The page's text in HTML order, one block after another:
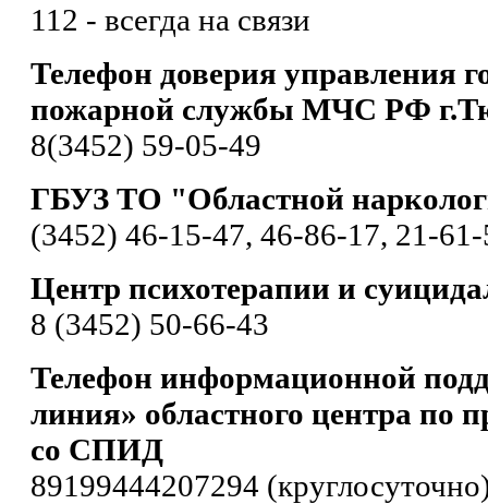
112 - всегда на связи
Телефон доверия управления
пожарной службы МЧС РФ
8(3452) 59-05-49
ГБУЗ ТО "Областной
(3452) 46-15-47, 46-86-17, 21-
Центр психотерапии и
8 (3452) 50-66-43
Телефон информационной
линия» областного центра по
со СПИД
89199444207294